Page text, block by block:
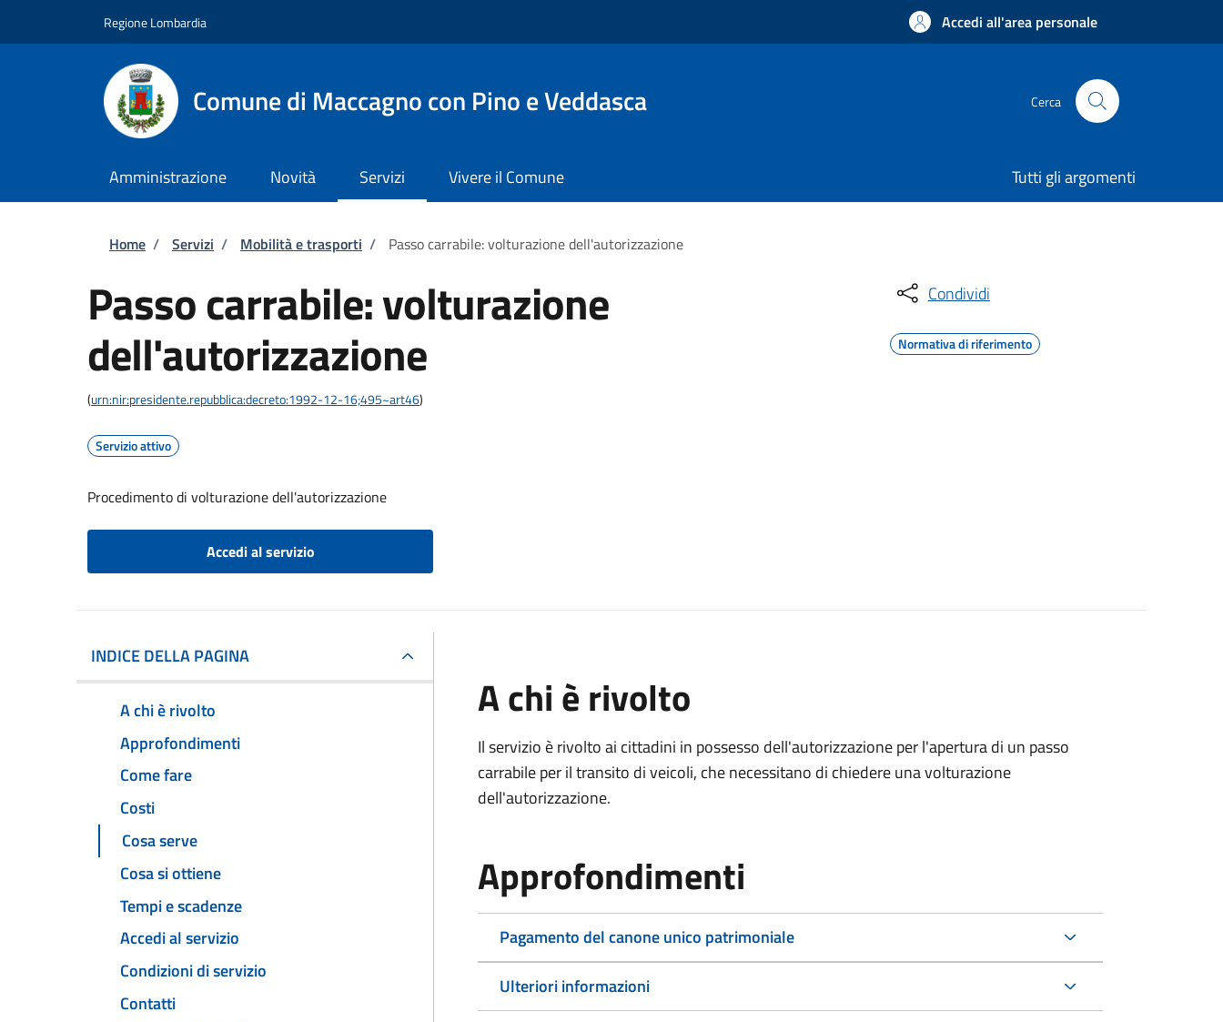
Regione Lombardia Accedi all'area personale
Comune di Maccagno con Pino e Veddasca Cerca
Amministrazione Novità Servizi Vivere il Comune Tutti gli argomenti
Briciole di pane
Home / Servizi / Mobilità e trasporti / Passo carrabile: volturazione dell'autorizzazione
Passo carrabile: volturazione
dell'autorizzazione
(urn:nir:presidente.repubblica:decreto:1992-12-16;495~art46)
Servizio attivo
Procedimento di volturazione dell'autorizzazione
Accedi al servizio
Condividi
Normativa di riferimento
INDICE DELLA PAGINA
A chi è rivolto
Approfondimenti
Come fare
Costi
Cosa serve
Cosa si ottiene
Tempi e scadenze
Accedi al servizio
Condizioni di servizio
Contatti
A chi è rivolto
Il servizio è rivolto ai cittadini in possesso dell'autorizzazione per l'apertura di un passo
carrabile per il transito di veicoli, che necessitano di chiedere una volturazione
dell'autorizzazione.
Approfondimenti
Pagamento del canone unico patrimoniale
Ulteriori informazioni